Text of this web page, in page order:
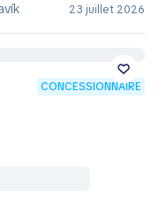
23 juillet 2026
CONCESSIONNAIRE